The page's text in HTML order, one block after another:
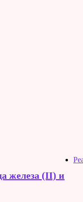
железа (II) и